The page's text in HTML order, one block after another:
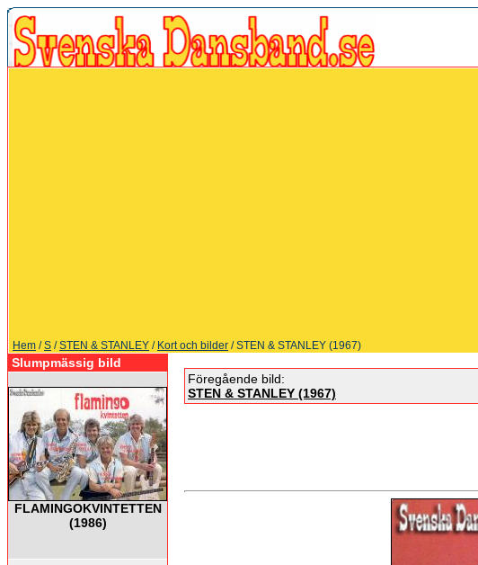
Hem /S /STEN & STANLEY / Kort och bilder / STEN & STANLEY (1967)
Slumpmässig bild
FLAMINGOKVINTETTEN
(1986)
Föregående bild:
STEN & STANLEY (1967)